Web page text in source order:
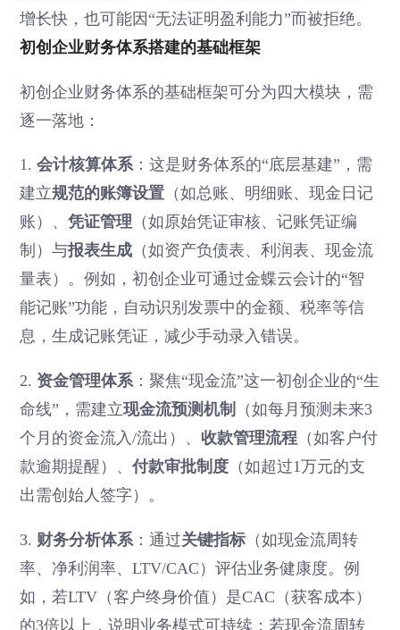
增长快，也可能因“无法证明盈利能力”而被拒绝。
初创企业财务体系搭建的基础框架
初创企业财务体系的基础框架可分为四大模块，需
逐一落地：
1.会计核算体系：这是财务体系的“底层基建”，需
建立规范的账簿设置 （如总账、明细账、现金日记
账）、凭证管理 （如原始凭证审核、记账凭证编
制）与报表生成 （如资产负债表、利润表、现金流
量表）。例如，初创企业可通过金蝶云会计的“智
能记账”功能，自动识别发票中的金额、税率等信
息，生成记账凭证，减少手动录入错误。
2. 资金管理体系：聚焦“现金流”这一初创企业的“生
命线”，需建立现金流预测机制
（如每月预测未来3
个月的资金流入/流出）、收款管理流程 （如客户付
款逾期提醒）、付款审批制度 （如超过1万元的支
出需创始人签字）。
3. 财务分析体系：通过关键指标 （如现金流周转
率、净利润率、LTV/CAC）评估业务健康度。例
如，若LTV（客户终身价值）是CAC（获客成本）
的3倍以上，说明业务模式可持续；若现金流周转